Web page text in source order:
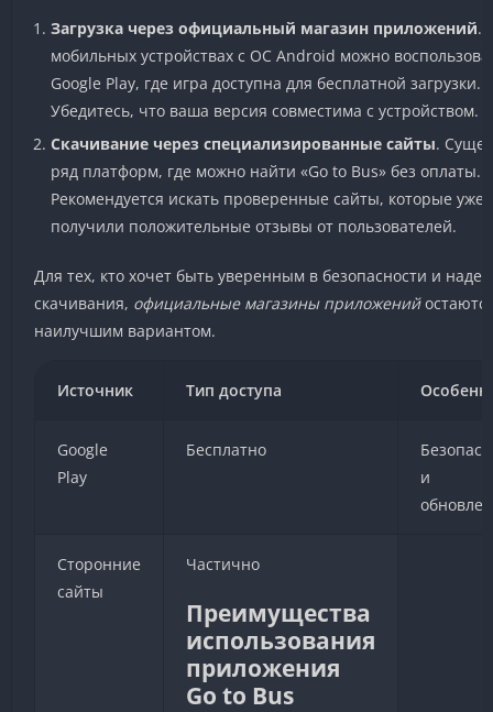
Загрузка через официальный магазин приложений.
мобильных устройствах с ОС Android можно
Google Play, где игра доступна для бесплатной загрузки.
Убедитесь, что ваша версия совместима с устройством.
Скачивание через специализированные сайты.
ряд платформ, где можно найти «Go to Bus» без оплаты.
Рекомендуется искать проверенные сайты, которые уже
получили положительные отзывы от пользователей.
Для тех, кто хочет быть уверенным в безопасности и
скачивания, официальные магазины приложений
наилучшим вариантом.
Источник Тип доступа
Google
Play
Бесплатно
и
Сторонние
сайты
Частично
Преимущества
использования
приложения
Go to Bus